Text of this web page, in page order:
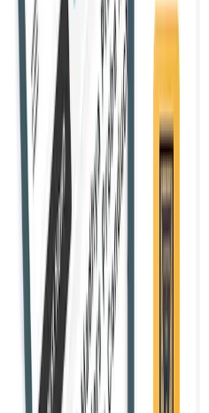
इलाहाबाद हाईकोर्ट ने फैसला
लाइक करना आईटी एक्ट की धारा 67
माना जा सकता। कोर्ट ने आरोपी के
Vivek G. 21 Apr 2025, 16:26:00